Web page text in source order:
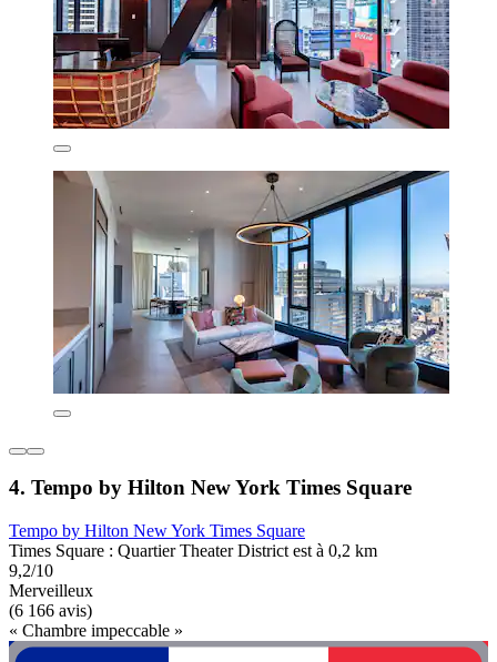
4. Tempo by Hilton New York Times Square
Tempo by Hilton New York Times Square
Times Square : Quartier Theater District est à 0,2 km
9,2/10
Merveilleux
(6 166 avis)
« Chambre impeccable »